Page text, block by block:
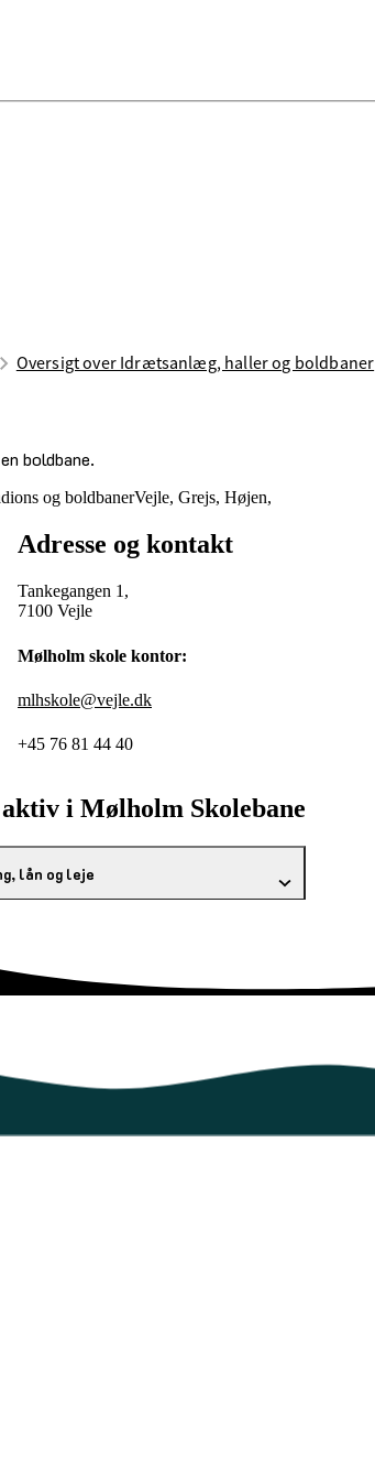
Oversigt over Idrætsanlæg, haller og boldbaner
boldbane.
og boldbanerVejle, Grejs, Højen,
Adresse og kontakt
Tankegangen 1,
7100 Vejle
Mølholm skole kontor:
mlhskole@vejle.dk
+45 76 81 44 40
i Mølholm Skolebane
lån og leje